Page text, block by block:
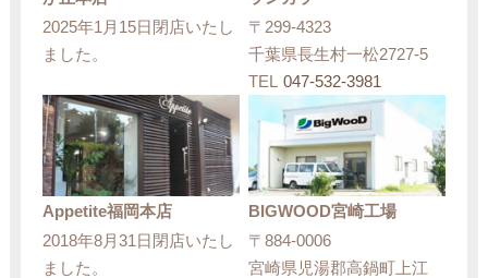
2025年1月15日閉店いたし
ました。
〒299-4323
千葉県長生村一松2727-5
TEL 047-532-3981
Appetite福岡本店
2018年8月31日閉店いたし
ました。
BIGWOOD宮崎工場
〒884-0006
宮崎県児湯郡高鍋町上江